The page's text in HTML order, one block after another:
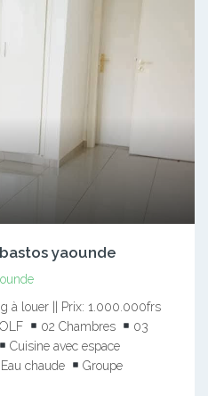
yaounde
à louer || Prix: 1.000.000frs
02 Chambres
03
Cuisine avec espace
Eau chaude
Groupe